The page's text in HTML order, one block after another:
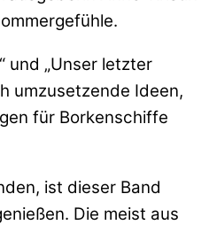
und „Unser letzter
umzusetzende Ideen,
für Borkenschiffe
ist dieser Band
Die meist aus